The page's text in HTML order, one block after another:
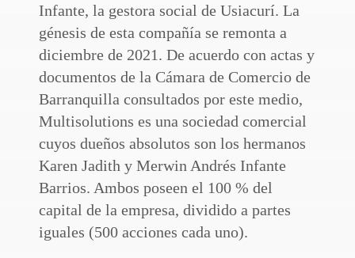
Infante, la gestora social de Usiacurí. La
génesis de esta compañía se remonta a
diciembre de 2021. De acuerdo con actas y
documentos de la Cámara de Comercio de
Barranquilla consultados por este medio,
Multisolutions es una sociedad comercial
cuyos dueños absolutos son los hermanos
Karen Jadith y Merwin Andrés Infante
Barrios. Ambos poseen el 100 % del
capital de la empresa, dividido a partes
iguales (500 acciones cada uno).